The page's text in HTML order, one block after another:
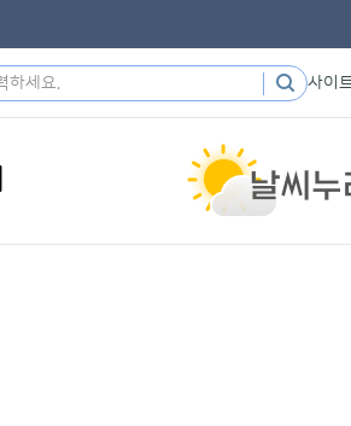
사이